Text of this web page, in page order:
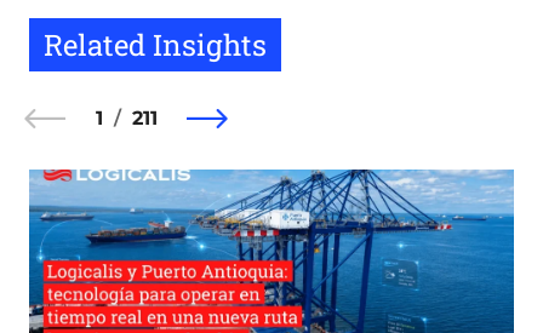
Related Insights
1 211